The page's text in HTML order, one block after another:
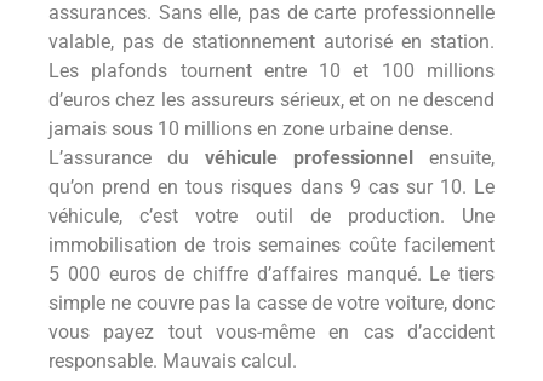
assurances. Sans elle, pas de carte professionnelle
valable, pas de stationnement autorisé en station.
Les plafonds tournent entre 10 et 100 millions
d’euros chez les assureurs sérieux, et on ne descend
jamais sous 10 millions en zone urbaine dense.
L’assurance du véhicule professionnel ensuite,
qu’on prend en tous risques dans 9 cas sur 10. Le
véhicule, c’est votre outil de production. Une
immobilisation de trois semaines coûte facilement
5 000 euros de chiffre d’affaires manqué. Le tiers
simple ne couvre pas la casse de votre voiture, donc
vous payez tout vous-même en cas d’accident
responsable. Mauvais calcul.